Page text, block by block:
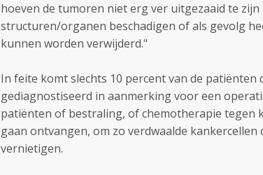
hoeven de tumoren niet erg ver uitgezaaid te zijn
structuren/organen beschadigen of als gevolg
kunnen worden verwijderd."
In feite komt slechts 10 percent van de
gediagnostiseerd in aanmerking voor een
patiënten of bestraling, of chemotherapie tegen
gaan ontvangen, om zo verdwaalde
vernietigen.